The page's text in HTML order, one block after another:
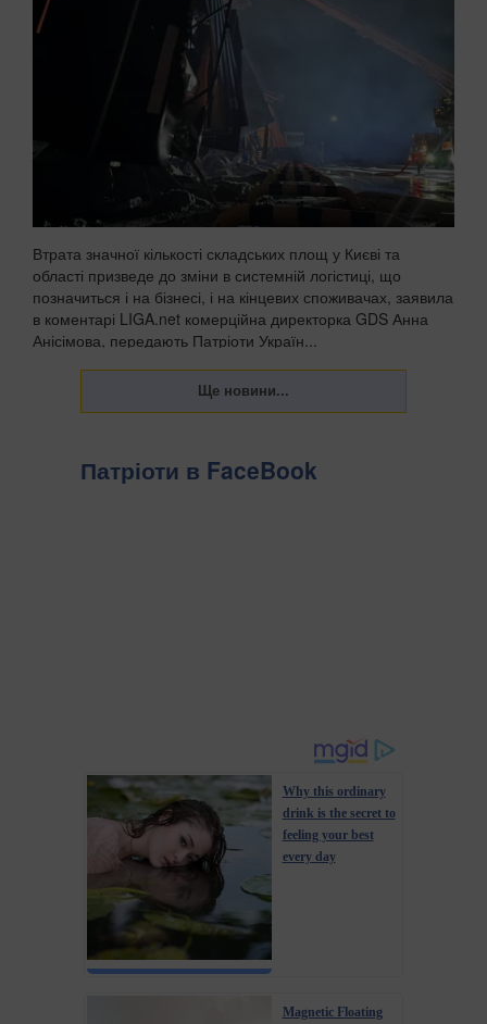
Втрата значної кількості складських площ у Києві та
області призведе до зміни в системній логістиці, що
позначиться і на бізнесі, і на кінцевих споживачах, заявила
в коментарі LIGA.net комерційна директорка GDS Анна
Анісімова, передають Патріоти Україн...
Патріоти в FaceBook
Why this ordinary
drink is the secret to
feeling your best
every day
Magnetic Floating